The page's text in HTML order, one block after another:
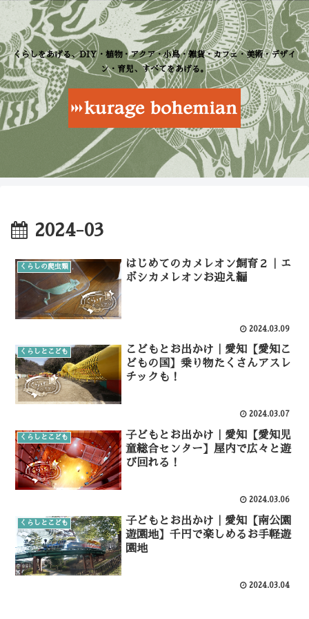
くらしをあげる、DIY・植物・アクア・小鳥・雑貨・カフェ・美術・デザイ
ン・育児、すべてをあげる。
2024-03
くらしの爬虫類
はじめてのカメレオン飼育２｜エ
ボシカメレオンお迎え編
2024.03.09
くらしとこども
こどもとお出かけ｜愛知【愛知こ
どもの国】乗り物たくさんアスレ
チックも！
2024.03.07
くらしとこども
子どもとお出かけ｜愛知【愛知児
童総合センター】屋内で広々と遊
び回れる！
2024.03.06
くらしとこども
子どもとお出かけ｜愛知【南公園
遊園地】千円で楽しめるお手軽遊
園地
2024.03.04